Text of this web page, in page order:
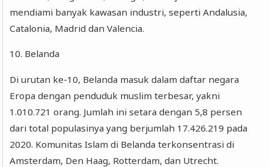
mendiami banyak kawasan industri, seperti Andalusia,
Catalonia, Madrid dan Valencia.
10. Belanda
Di urutan ke-10, Belanda masuk dalam daftar negara
Eropa dengan penduduk muslim terbesar, yakni
1.010.721 orang. Jumlah ini setara dengan 5,8 persen
dari total populasinya yang berjumlah 17.426.219 pada
2020. Komunitas Islam di Belanda terkonsentrasi di
Amsterdam, Den Haag, Rotterdam, dan Utrecht.